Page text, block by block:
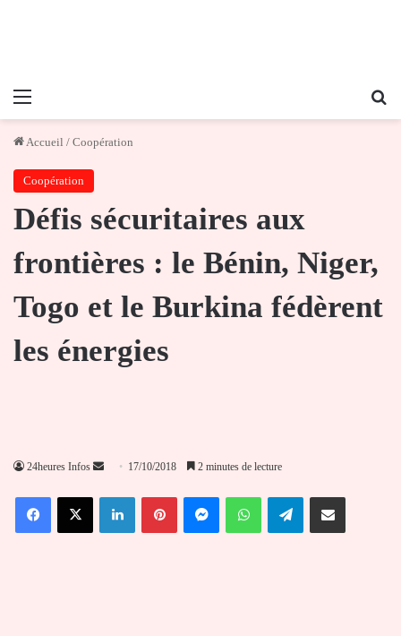
Menu
Accueil / Coopération
Coopération
Défis sécuritaires aux
frontières : le Bénin, Niger,
Togo et le Burkina fédèrent
les énergies
24heures Infos
Envoyer
courriel
17/10/2018 2 minutes de lecture
FacebookX LinkedinPinterestMessengerWhatsAppTelegramPartager par email